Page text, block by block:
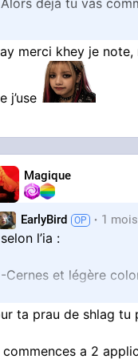
Ça t'apprendra
Ensuite voilà mes
Une douche suffit
Pour te laver tu
Ensuite si tu veux de
hydratante reparateur
Maintenant la routine:
Matin : creme
mais c'est pas
merci khey je
j’use
Magique
EarlyBird 1 mois
selon l’ia :
-Cernes et légère
-Texture de peau
surtout sur les joues
ta prau de shlag
commences a 2